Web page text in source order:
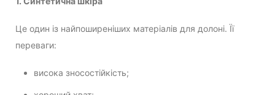
Це один із найпоширеніших матеріалів для долоні. Її
переваги:
висока зносостійкість;